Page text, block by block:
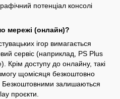
потенціал консолі
мережі (онлайн)?
ігор вимагається
сервіс (наприклад, PS Plus
Крім доступу до онлайну, такі
щомісяця безкоштовно
Безкоштовними залишаються
проєкти.